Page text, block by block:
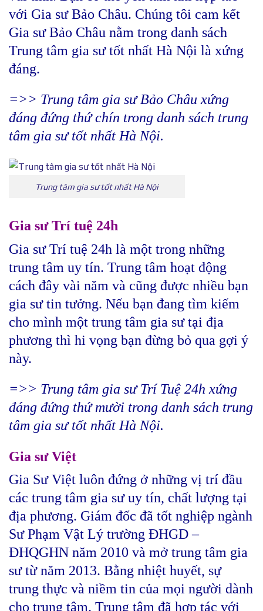
với Gia sư Bảo Châu. Chúng tôi cam kết
Gia sư Bảo Châu nằm trong danh sách
Trung tâm gia sư tốt nhất Hà Nội là xứng
đáng.
=>> Trung tâm gia sư Bảo Châu xứng
đáng đứng thứ chín trong danh sách trung
tâm gia sư tốt nhất Hà Nội.
Trung tâm gia sư tốt nhất Hà Nội
Gia sư Trí tuệ 24h
Gia sư Trí tuệ 24h là một trong những
trung tâm uy tín. Trung tâm hoạt động
cách đây vài năm và cũng được nhiều bạn
gia sư tin tưởng. Nếu bạn đang tìm kiếm
cho mình một trung tâm gia sư tại địa
phương thì hi vọng bạn đừng bỏ qua gợi ý
này.
=>> Trung tâm gia sư Trí Tuệ 24h xứng
đáng đứng thứ mười trong danh sách trung
tâm gia sư tốt nhất Hà Nội.
Gia sư Việt
Gia Sư Việt luôn đứng ở những vị trí đầu
các trung tâm gia sư uy tín, chất lượng tại
địa phương. Giám đốc đã tốt nghiệp ngành
Sư Phạm Vật Lý trường ĐHGD –
ĐHQGHN năm 2010 và mở trung tâm gia
sư từ năm 2013. Bằng nhiệt huyết, sự
trung thực và niềm tin của mọi người dành
cho trung tâm. Trung tâm đã hợp tác với